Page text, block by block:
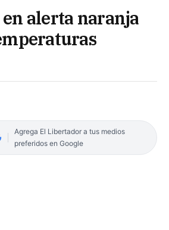
alerta naranja
Agrega El Libertador a tus medios
preferidos en Google